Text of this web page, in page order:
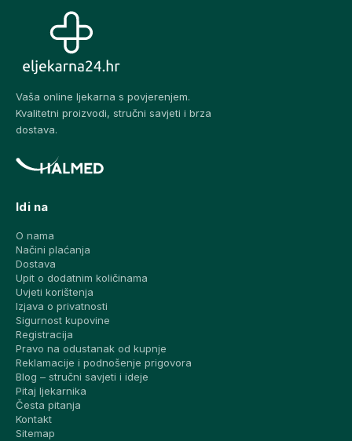
Vaša online ljekarna s povjerenjem.
Kvalitetni proizvodi, stručni savjeti i brza
dostava.
Idi na
O nama
Načini plaćanja
Dostava
Upit o dodatnim količinama
Uvjeti korištenja
Izjava o privatnosti
Sigurnost kupovine
Registracija
Pravo na odustanak od kupnje
Reklamacije i podnošenje prigovora
Blog – stručni savjeti i ideje
Pitaj ljekarnika
Česta pitanja
Kontakt
Sitemap